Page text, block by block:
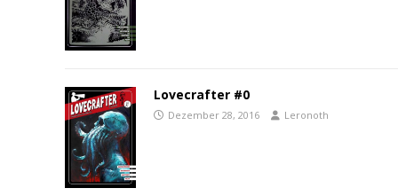
Lovecrafter #0
Dezember 28, 2016 Leronoth